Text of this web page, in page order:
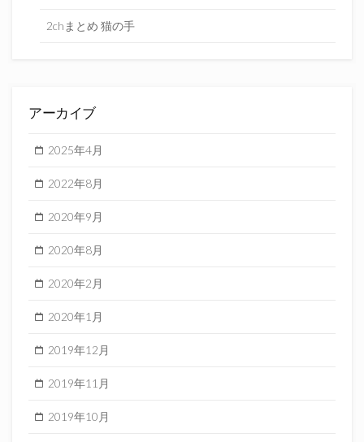
2chまとめ 猫の手
アーカイブ
2025年4月
2022年8月
2020年9月
2020年8月
2020年2月
2020年1月
2019年12月
2019年11月
2019年10月